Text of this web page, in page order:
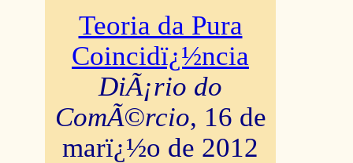
Teoria da Pura
Coincidï¿½ncia
DiÃ¡rio do
ComÃ©rcio, 16 de
marï¿½o de 2012